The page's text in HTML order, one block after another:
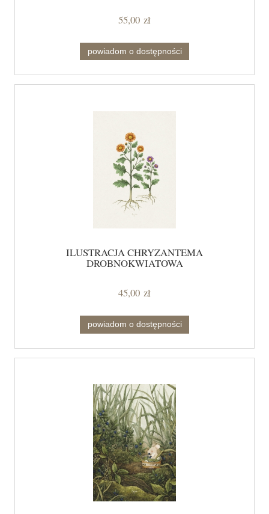
55,00 zł
powiadom o dostępności
ILUSTRACJA CHRYZANTEMA
DROBNOKWIATOWA
45,00 zł
powiadom o dostępności